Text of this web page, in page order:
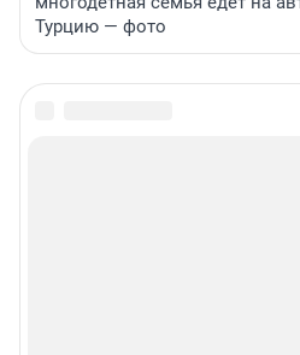
Турцию — фото